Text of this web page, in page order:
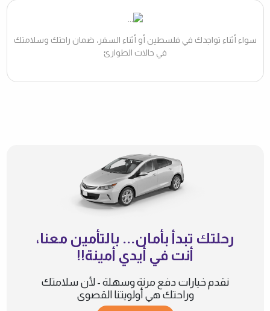
سواء أثناء تواجدك في فلسطين أو أثناء السفر، ضمان راحتك وسلامتك
في حالات الطوارئ
رحلتك تبدأ بأمان... بالتأمين معنا،
أنت في أيدي أمينة!!
نقدم خيارات دفع مرنة وسهلة - لأن سلامتك
وراحتك هي أولويتنا القصوى